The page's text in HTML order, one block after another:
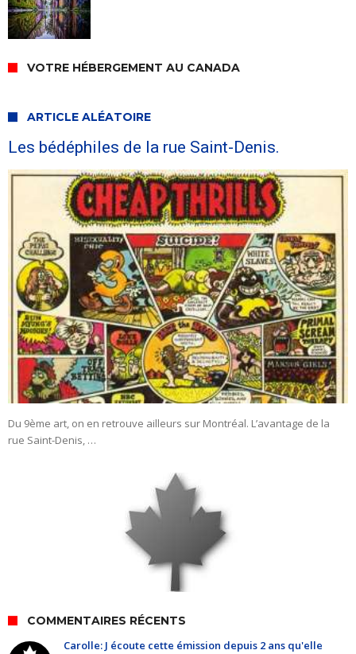
VOTRE HÉBERGEMENT AU CANADA
ARTICLE ALÉATOIRE
Les bédéphiles de la rue Saint-Denis.
Du 9ème art, on en retrouve ailleurs sur Montréal. L’avantage de la
rue Saint-Denis, …
COMMENTAIRES RÉCENTS
Carolle: J écoute cette émission depuis 2 ans qu'elle